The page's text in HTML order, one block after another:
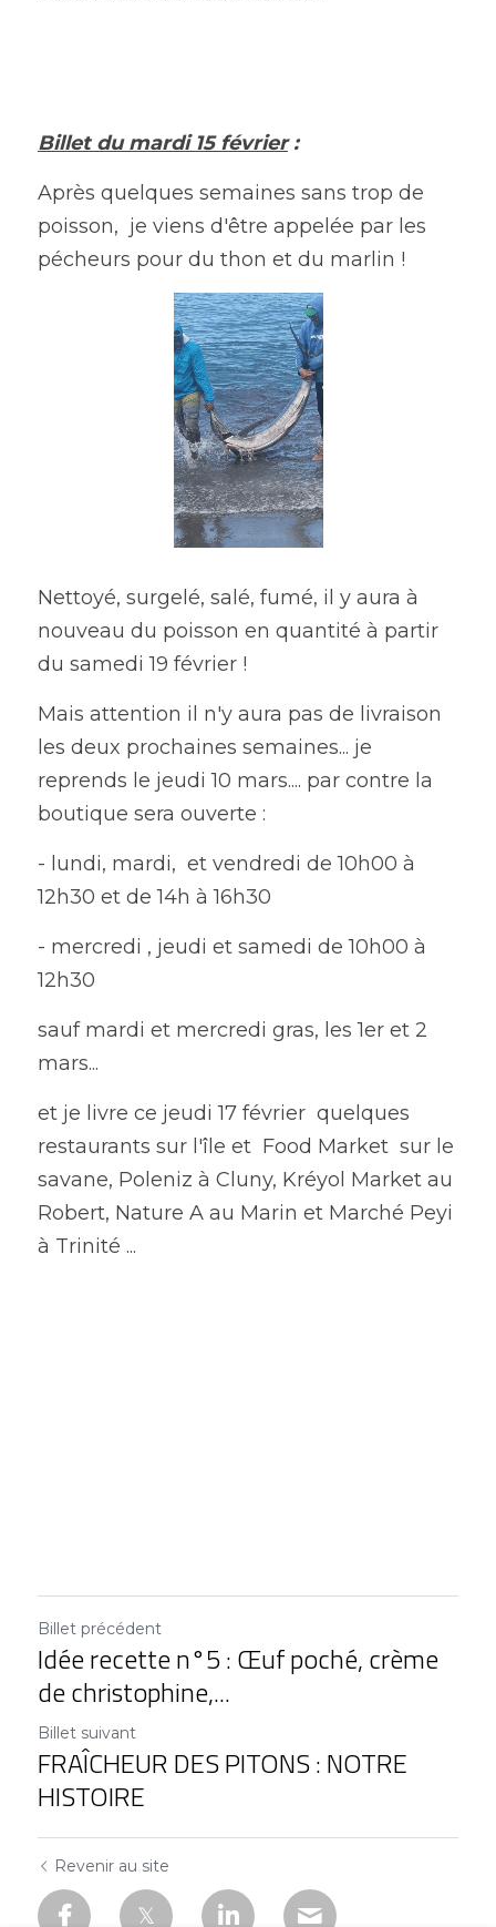
Billet du mardi 15 février :
Après quelques semaines sans trop de
poisson,  je viens d'être appelée par les
pécheurs pour du thon et du marlin !
Nettoyé, surgelé, salé, fumé, il y aura à
nouveau du poisson en quantité à partir
du samedi 19 février !
Mais attention il n'y aura pas de livraison
les deux prochaines semaines... je
reprends le jeudi 10 mars.... par contre la
boutique sera ouverte :
- lundi, mardi,  et vendredi de 10h00 à
12h30 et de 14h à 16h30
- mercredi , jeudi et samedi de 10h00 à
12h30
sauf mardi et mercredi gras, les 1er et 2
mars...
et je livre ce jeudi 17 février  quelques
restaurants sur l'île et  Food Market  sur le
savane, Poleniz à Cluny, Kréyol Market au
Robert, Nature A au Marin et Marché Peyi
à Trinité ...
Billet précédent
Idée recette n°5 : Œuf poché, crème
de christophine,...
Billet suivant
FRAÎCHEUR DES PITONS : NOTRE
HISTOIRE
Revenir au site